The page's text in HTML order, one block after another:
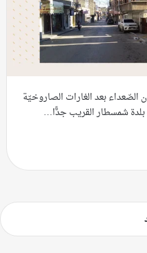
بعد الغارات الصاروخيّة
بلدة شمسطار القريب جدًّا…